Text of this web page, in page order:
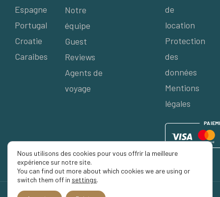
Espagne
Portugal
Croatie
Caraibes
Notre
équipe
Guest
Reviews
Agents de
voyage
de
location
Protection
des
données
Mentions
légales
PAIEM
Nous utilisons des cookies pour vous offrir la meilleure
expérience sur notre site.
You can find out more about which cookies we are using or
switch them off in settings.